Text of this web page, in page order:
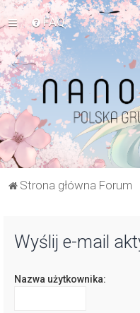
FAQ
Strona główna Forum
Wyślij e-mail
Nazwa użytkownika: